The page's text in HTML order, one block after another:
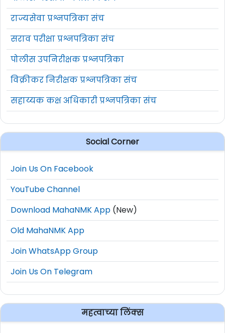
राज्यसेवा प्रश्नपत्रिका संच
सराव परीक्षा प्रश्नपत्रिका संच
पोलीस उपनिरीक्षक प्रश्नपत्रिका
विक्रीकर निरीक्षक प्रश्नपत्रिका संच
सहाय्यक कक्ष अधिकारी प्रश्नपत्रिका संच
Social Corner
Join Us On Facebook
YouTube Channel
Download MahaNMK App (New)
Old MahaNMK App
Join WhatsApp Group
Join Us On Telegram
महत्वाच्या लिंक्स